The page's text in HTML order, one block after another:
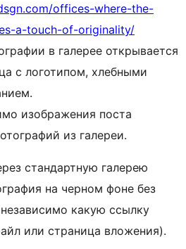
offices-where-the-
a-touch-of-originality/
в галерее открывается
с логотипом, хлебными
изображения поста
из галереи.
стандартную галерею
на черном фоне без
какую ссылку
или страница вложения).